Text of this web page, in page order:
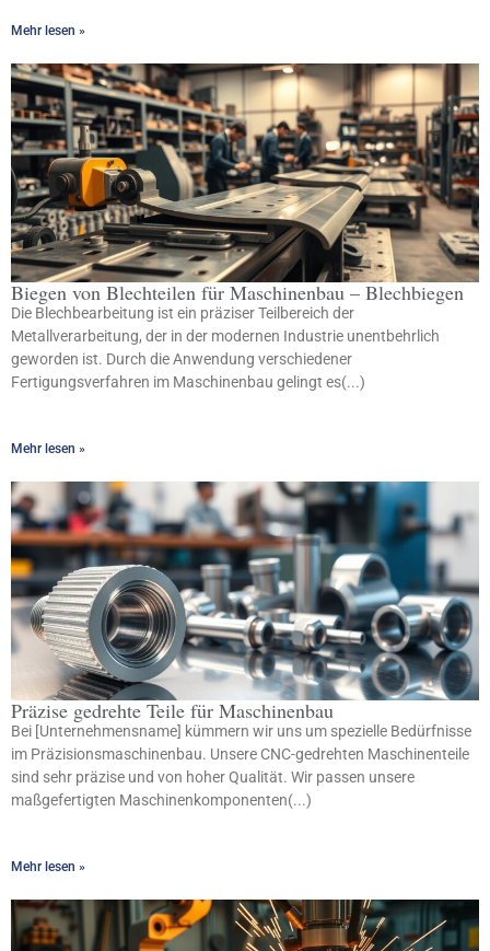
Mehr lesen »
Biegen von Blechteilen für Maschinenbau – Blechbiegen
Die Blechbearbeitung ist ein präziser Teilbereich der
Metallverarbeitung, der in der modernen Industrie unentbehrlich
geworden ist. Durch die Anwendung verschiedener
Fertigungsverfahren im Maschinenbau gelingt es(...)
Mehr lesen »
Präzise gedrehte Teile für Maschinenbau
Bei [Unternehmensname] kümmern wir uns um spezielle Bedürfnisse
im Präzisionsmaschinenbau. Unsere CNC-gedrehten Maschinenteile
sind sehr präzise und von hoher Qualität. Wir passen unsere
maßgefertigten Maschinenkomponenten(...)
Mehr lesen »